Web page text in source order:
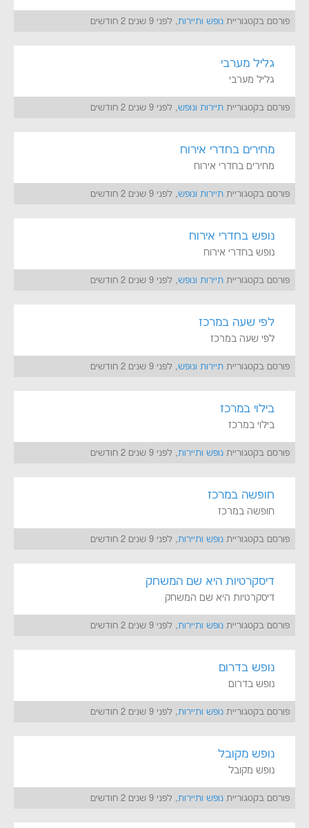
פורסם בקטגוריית נופש ותיירות, לפני 9 שנים 2 חודשים
גליל מערבי
גליל מערבי
פורסם בקטגוריית תיירות ונופש, לפני 9 שנים 2 חודשים
מחירים בחדרי אירוח
מחירים בחדרי אירוח
פורסם בקטגוריית תיירות ונופש, לפני 9 שנים 2 חודשים
נופש בחדרי אירוח
נופש בחדרי אירוח
פורסם בקטגוריית תיירות ונופש, לפני 9 שנים 2 חודשים
לפי שעה במרכז
לפי שעה במרכז
פורסם בקטגוריית תיירות ונופש, לפני 9 שנים 2 חודשים
בילוי במרכז
בילוי במרכז
פורסם בקטגוריית נופש ותיירות, לפני 9 שנים 2 חודשים
חופשה במרכז
חופשה במרכז
פורסם בקטגוריית נופש ותיירות, לפני 9 שנים 2 חודשים
דיסקרטיות היא שם המשחק
דיסקרטיות היא שם המשחק
פורסם בקטגוריית נופש ותיירות, לפני 9 שנים 2 חודשים
נופש בדרום
נופש בדרום
פורסם בקטגוריית נופש ותיירות, לפני 9 שנים 2 חודשים
נופש מקובל
נופש מקובל
פורסם בקטגוריית נופש ותיירות, לפני 9 שנים 2 חודשים